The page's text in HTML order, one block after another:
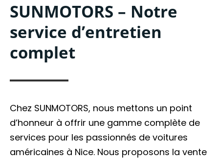
SUNMOTORS – Notre
service d’entretien
complet
Chez SUNMOTORS, nous mettons un point
d’honneur à offrir une gamme complète de
services pour les passionnés de voitures
américaines à Nice. Nous proposons la vente